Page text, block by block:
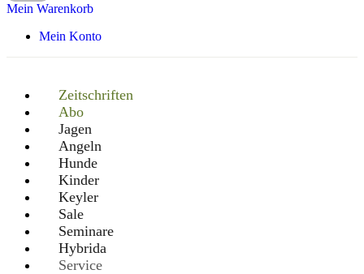
Mein Warenkorb
Mein Konto
Zeitschriften
Abo
Jagen
Angeln
Hunde
Kinder
Keyler
Sale
Seminare
Hybrida
Service